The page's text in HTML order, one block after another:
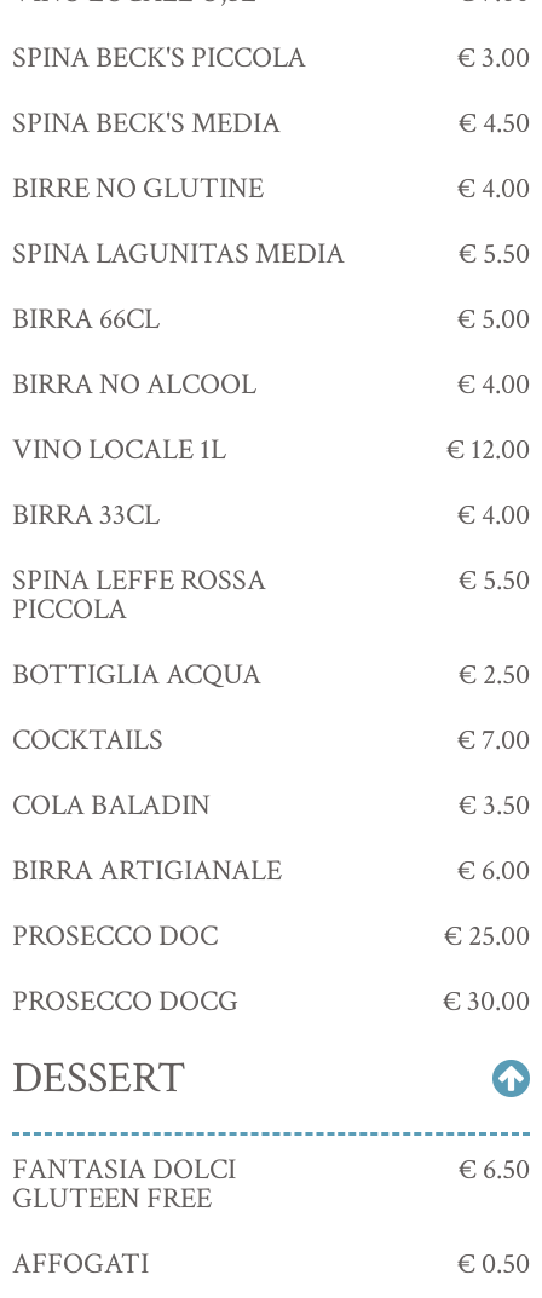
SPINA BECK'S PICCOLA
€ 3.00
SPINA BECK'S MEDIA
€ 4.50
BIRRE NO GLUTINE
€ 4.00
SPINA LAGUNITAS MEDIA
€ 5.50
BIRRA 66CL
€ 5.00
BIRRA NO ALCOOL
€ 4.00
VINO LOCALE 1L
€ 12.00
BIRRA 33CL
€ 4.00
SPINA LEFFE ROSSA
PICCOLA
€ 5.50
BOTTIGLIA ACQUA
€ 2.50
COCKTAILS
€ 7.00
COLA BALADIN
€ 3.50
BIRRA ARTIGIANALE
€ 6.00
PROSECCO DOC
€ 25.00
PROSECCO DOCG
€ 30.00
DESSERT
FANTASIA DOLCI
GLUTEEN FREE
€ 6.50
AFFOGATI
€ 0.50